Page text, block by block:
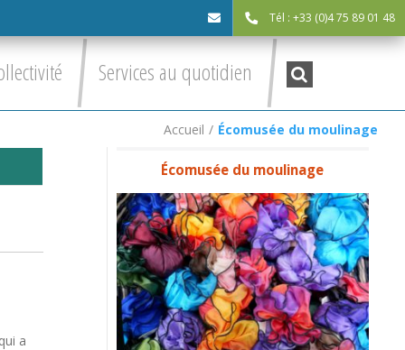
Tél : +33 (0)4 75 89 01 48
Services au quotidien Recherche
:
Accueil / Écomusée du moulinage
a
Écomusée du moulinage